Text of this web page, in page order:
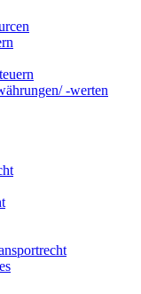
-werten